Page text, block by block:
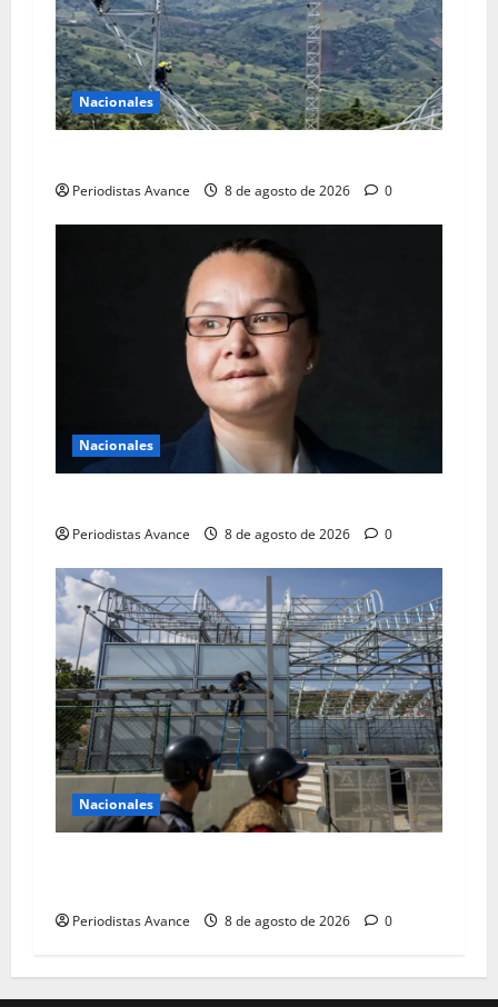
Nacionales
Periodistas Avance 8 de agosto de 2026 0
Nacionales
Periodistas Avance 8 de agosto de 2026 0
Nacionales
Periodistas Avance 8 de agosto de 2026 0